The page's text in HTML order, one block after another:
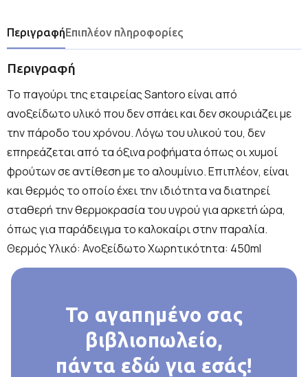
ΠεριγραφήΕπιπλέον πληροφορίες
Περιγραφή
Το παγούρι της εταιρείας Santoro είναι από
ανοξείδωτο υλικό που δεν σπάει και δεν σκουριάζει με
την πάροδο του χρόνου. Λόγω του υλικού του, δεν
επηρεάζεται από τα όξινα ροφήματα όπως οι χυμοί
φρούτων σε αντίθεση με το αλουμίνιο. Επιπλέον, είναι
και θερμός το οποίο έχει την ιδιότητα να διατηρεί
σταθερή την θερμοκρασία του υγρού για αρκετή ώρα,
όπως για παράδειγμα το καλοκαίρι στην παραλία.
Θερμός Υλικό: Ανοξείδωτο Χωρητικότητα: 450ml
Το αγαπημένο σας
βιβλιοπωλείο,
πάντα εδώ για εσάς!